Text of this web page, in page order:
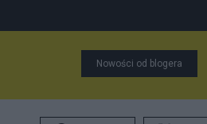
Nowości od blogera